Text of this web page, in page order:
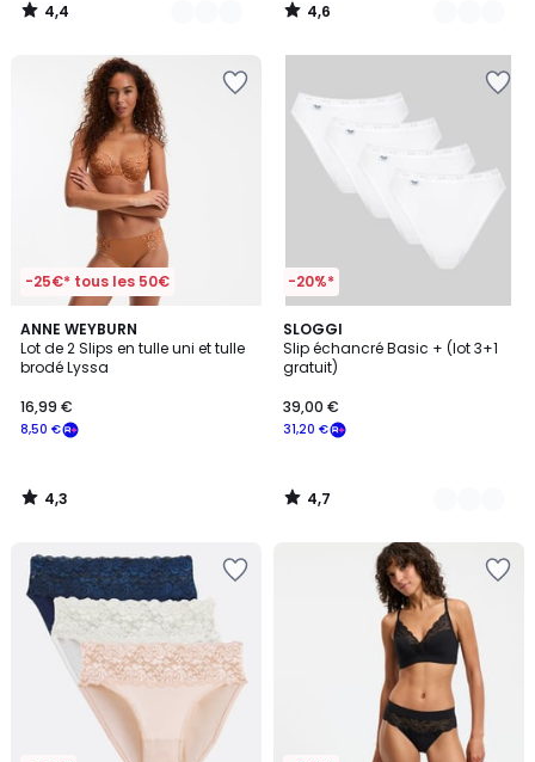
4,4
/
4,6
/
-25€* tous les 50€
ANNE WEYBURN
Lot de 2 Slips en tulle uni et tulle
brodé Lyssa
8,50 €
16,99 €
4,3
/ 5
4,3
/
-20%*
SLOGGI
Slip échancré Basic + (lot 3+1
gratuit)
31,20 €
39,00 €
4,7
/ 5
2
Couleurs
4,7
/